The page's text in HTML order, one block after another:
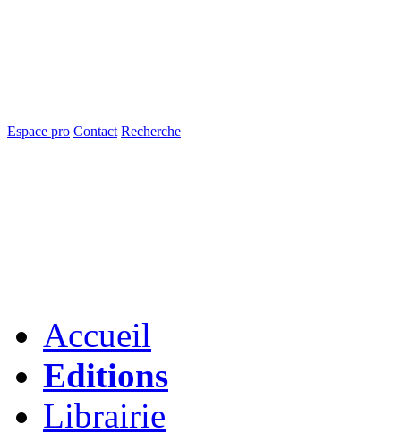
Espace pro Contact Recherche
Accueil
Editions
Librairie